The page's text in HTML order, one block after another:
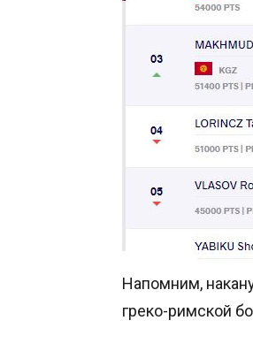
Напомним,
греко-римской